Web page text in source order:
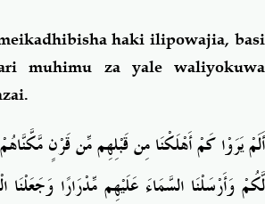
haki ilipowajia, basi
muhimu za yale waliyokuwa
أَلَمْ يَرَوْا كَمْ أَهْلَكْنَا مِن قَبْلِهِم مِّن قَرْنٍ
لَّكُمْ وَأَرْسَلْنَا السَّمَاءَ عَلَيْهِم مِّدْرَارًا وَجَعَلْنَا